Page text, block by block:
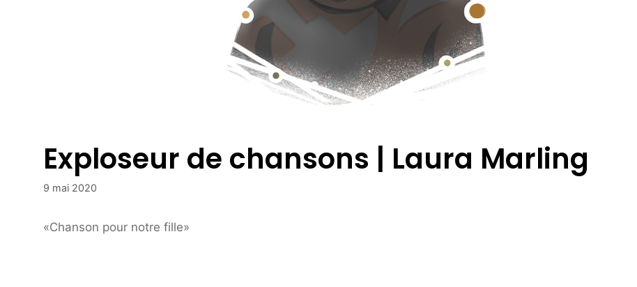
Exploseur de chansons | Laura Marling
9 mai 2020
«Chanson pour notre fille»